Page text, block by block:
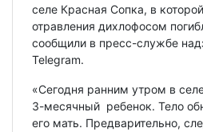
селе Красная Сопка, в
отравления дихлофосом
сообщили в пресс-службе
Telegram.
«Сегодня ранним утром в
3-месячный ребенок. Тело
его мать. Предварительно,